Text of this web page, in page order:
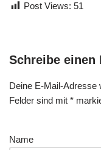
Post Views: 51
Schreibe einen
Deine E-Mail-Adresse
Felder sind mit *
Name